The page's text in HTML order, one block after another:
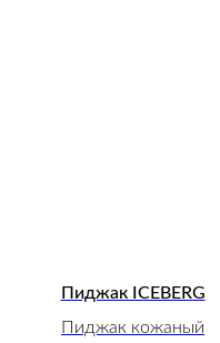
Пиджак ICEBERG
Пиджак кожаный